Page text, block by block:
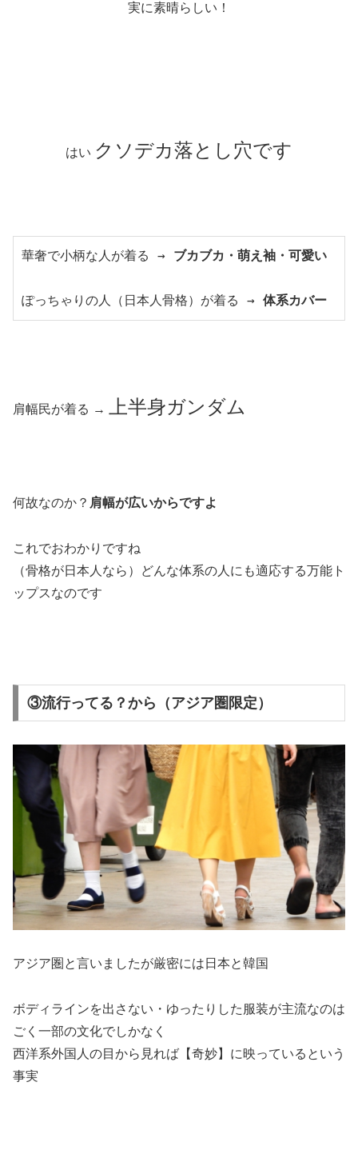
実に素晴らしい！
はい クソデカ落とし穴です
華奢で小柄な人が着る → ブカブカ・萌え袖・可愛い
ぽっちゃりの人（日本人骨格）が着る → 体系カバー
肩幅民が着る → 上半身ガンダム
何故なのか？ 肩幅が広いからですよ
これでおわかりですね
（骨格が日本人なら）どんな体系の人にも適応する万能ト
ップスなのです
③流行ってる？から（アジア圏限定）
アジア圏と言いましたが厳密には日本と韓国
ボディラインを出さない・ゆったりした服装が主流なのは
ごく一部の文化でしかなく
西洋系外国人の目から見れば【奇妙】に映っているという
事実